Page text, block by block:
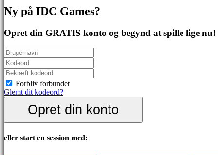
Casual
Indie
Simulation
games
games
Fighting
games
Fællesskab
Ny på IDC Games?
Opret din GRATIS konto og begynd at spille lige nu!
Forbliv forbundet
Glemt dit kodeord?
Opret din konto
eller start en session med: